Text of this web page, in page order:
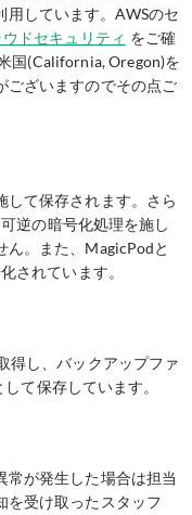
用しています。AWSのセ
ドセキュリティ をご確
国(California, Oregon)を
ございますのでその点ご
て保存されます。さら
逆の暗号化処理を施し
ん。また、MagicPodと
されています。
得し、バックアップファ
て保存しています。
が発生した場合は担当
を受け取ったスタッフ